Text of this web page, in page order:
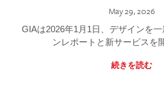
May 29, 2026
GIAは2026年1月1日、デザインを
ンレポートと新サービスを
続きを読む